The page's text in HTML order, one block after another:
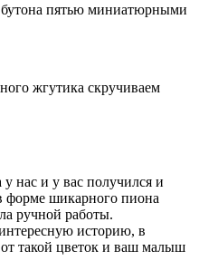
пятью миниатюрными
жгутика скручиваем
нас и у вас получился и
форме шикарного пиона
ручной работы.
историю, в
такой цветок и ваш малыш